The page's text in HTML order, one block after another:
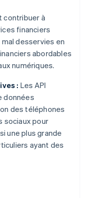
contribuer à
financiers
desservies en
abordables
numériques.
: Les API
données
des téléphones
sociaux pour
une plus grande
ayant des